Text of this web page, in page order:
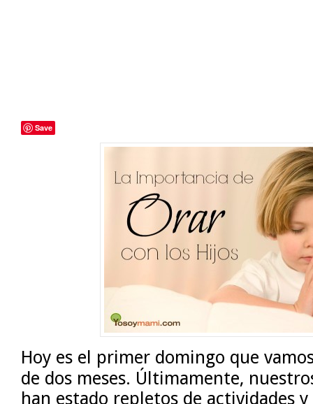
Save
Hoy es el primer domingo que
de dos meses. Últimamente,
han estado repletos de actividades